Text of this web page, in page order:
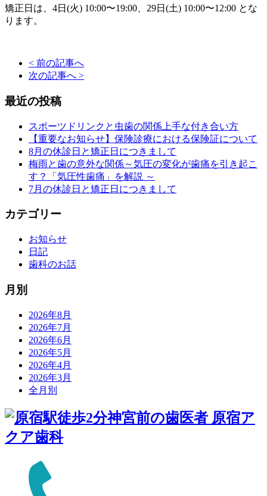
矯正日は、4日(火) 10:00〜19:00、29日(土) 10:00〜12:00 とな
ります。
< 前の記事へ
次の記事へ >
最近の投稿
スポーツドリンクと虫歯の関係上手な付き合い方
【重要なお知らせ】保険診療における保険証について
8月の休診日と矯正日につきまして
梅雨と歯の意外な関係～気圧の変化が歯痛を引き起こ
す？「気圧性歯痛」を解説 ～
7月の休診日と矯正日につきまして
カテゴリー
お知らせ
日記
歯科のお話
月別
2026年8月
2026年7月
2026年6月
2026年5月
2026年4月
2026年3月
全月別